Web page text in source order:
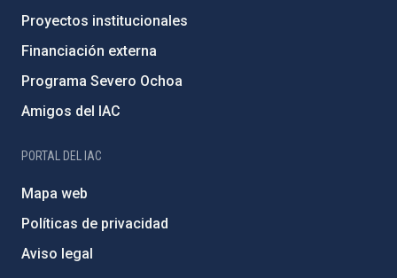
Proyectos institucionales
Financiación externa
Programa Severo Ochoa
Amigos del IAC
PORTAL DEL IAC
Mapa web
Políticas de privacidad
Aviso legal